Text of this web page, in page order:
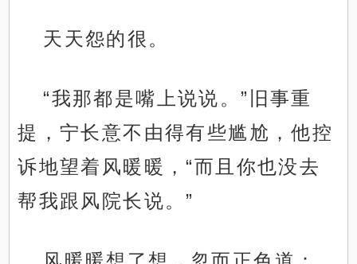
天天怨的很。
“我那都是嘴上说说。”旧事重
提，宁长意不由得有些尴尬，他控
诉地望着风暖暖，“而且你也没去
帮我跟风院长说。”